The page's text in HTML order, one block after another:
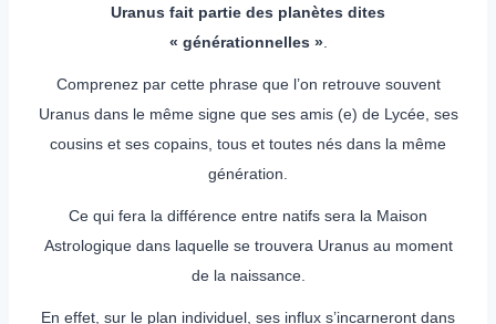
Uranus fait partie des planètes dites
« générationnelles ».
Comprenez par cette phrase que l’on retrouve souvent
Uranus dans le même signe que ses amis (e) de Lycée, ses
cousins et ses copains, tous et toutes nés dans la même
génération.
Ce qui fera la différence entre natifs sera la Maison
Astrologique dans laquelle se trouvera Uranus au moment
de la naissance.
En effet, sur le plan individuel, ses influx s’incarneront dans